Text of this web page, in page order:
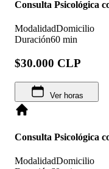
Consulta Psicológica
ModalidadDomicilio
Duración60 min
$30.000 CLP
Ver horas
Consulta Psicológica
ModalidadDomicilio